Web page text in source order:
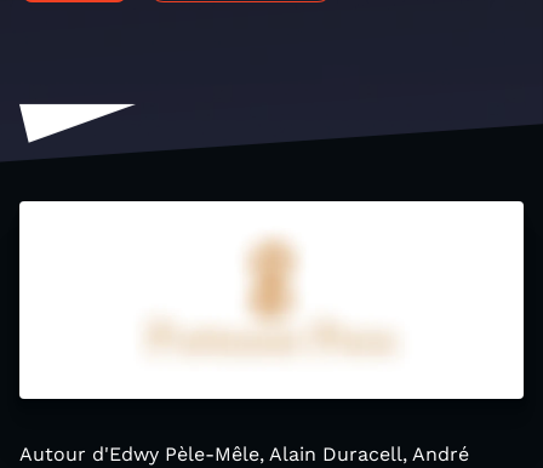
Autour d'Edwy Pèle-Mêle, Alain Duracell, André